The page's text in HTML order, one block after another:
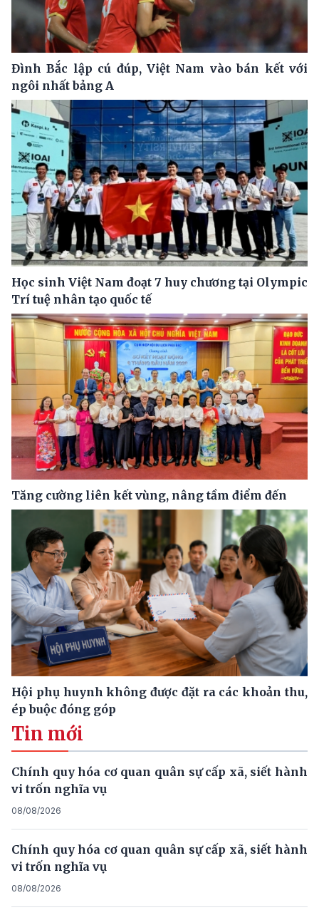
Đình Bắc lập cú đúp, Việt Nam vào bán kết với
ngôi nhất bảng A
Học sinh Việt Nam đoạt 7 huy chương tại Olympic
Trí tuệ nhân tạo quốc tế
Tăng cường liên kết vùng, nâng tầm điểm đến
Hội phụ huynh không được đặt ra các khoản thu,
ép buộc đóng góp
Tin mới
Chính quy hóa cơ quan quân sự cấp xã, siết hành
vi trốn nghĩa vụ
08/08/2026
Chính quy hóa cơ quan quân sự cấp xã, siết hành
vi trốn nghĩa vụ
08/08/2026